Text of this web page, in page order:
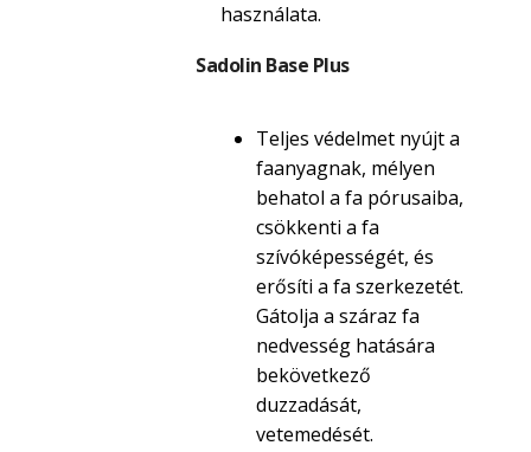
használata.
Sadolin Base Plus
Teljes védelmet nyújt a
faanyagnak, mélyen
behatol a fa pórusaiba,
csökkenti a fa
szívóképességét, és
erősíti a fa szerkezetét.
Gátolja a száraz fa
nedvesség hatására
bekövetkező
duzzadását,
vetemedését.